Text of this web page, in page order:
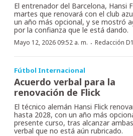
El entrenador del Barcelona, Hansi
martes que renovará con el club
un año más opcional, y se mostró
por la confianza que le está dando.
Mayo 12, 2026 09:52 a. m. · Redacción
Fútbol Internacional
Acuerdo verbal para la
renovación de Flick
El técnico alemán Hansi Flick
hasta 2028, con un año más
presente curso, tras alcanzar
verbal que no está aún rubricado.